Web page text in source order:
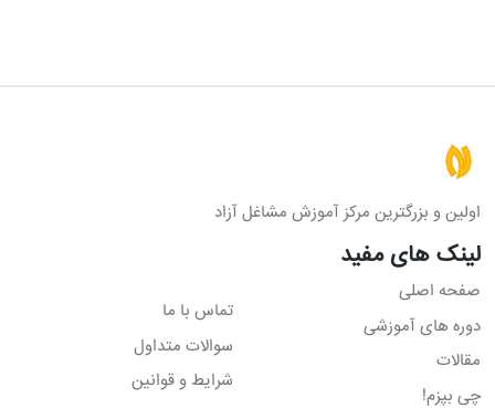
اولین و بزرگترین مرکز آموزش مشاغل آزاد
لینک های مفید
صفحه اصلی
دوره های آموزشی
مقالات
چی بپزم!
تماس با ما
سوالات متداول
شرایط و قوانین